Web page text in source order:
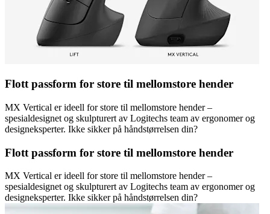
Flott passform for store til mellomstore hender
MX Vertical er ideell for store til mellomstore hender –
spesialdesignet og skulpturert av Logitechs team av ergonomer og
designeksperter. Ikke sikker på håndstørrelsen din?
Flott passform for store til mellomstore hender
MX Vertical er ideell for store til mellomstore hender –
spesialdesignet og skulpturert av Logitechs team av ergonomer og
designeksperter. Ikke sikker på håndstørrelsen din?